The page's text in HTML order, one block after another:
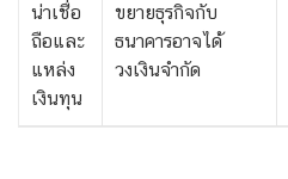
น่าเชื่อ
ถือและ
แหล่ง
เงินทุน
ขยายธุรกิจกับ
ธนาคารอาจได้
วงเงินจำกัด